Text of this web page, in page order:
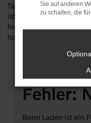
Tageszulassung. Die
ist Ihre Mobilität in
hierfür eines der am
hoffentlich nicht
Fehler:
Beim Laden ist ein
Sie auf anderen
zu schalten, die